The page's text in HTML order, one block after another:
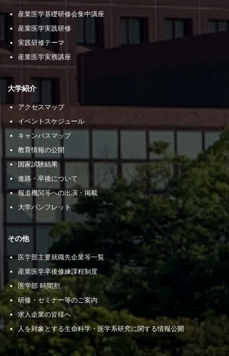
産業医学基礎研修会集中講座
産業医学実践研修
実践研修テーマ
産業医学実務講座
大学紹介
アクセスマップ
イベントスケジュール
キャンパスマップ
教育情報の公開
国家試験結果
進路・卒後について
報道機関等への出演・掲載
大学パンフレット
その他
医学部主要就職先企業等一覧
産業医学卒後修練課程制度
医学部 時間割
研修・セミナー等のご案内
求人企業の皆様へ
人を対象とする生命科学・医学系研究に関する情報公開